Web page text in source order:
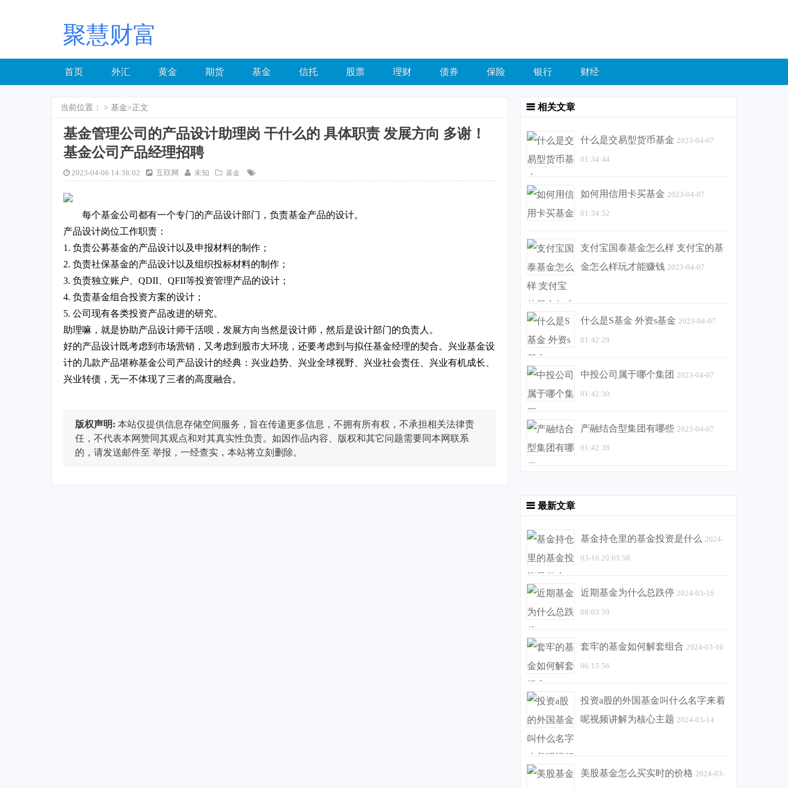
聚慧财富
首页 外汇 黄金 期货 基金 信托 股票 理财 债券 保险 银行 财经
当前位置： > 基金>正文
基金管理公司的产品设计助理岗 干什么的 具体职责 发展方向 多谢！
基金公司产品经理招聘
2023-04-06 14:38:02 互联网 未知 基金
每个基金公司都有一个专门的产品设计部门，负责基金产品的设计。
产品设计岗位工作职责：
1. 负责公募基金的产品设计以及申报材料的制作；
2. 负责社保基金的产品设计以及组织投标材料的制作；
3. 负责独立账户、QDII、QFII等投资管理产品的设计；
4. 负责基金组合投资方案的设计；
5. 公司现有各类投资产品改进的研究。
助理嘛，就是协助产品设计师干活呗，发展方向当然是设计师，然后是设计部门的负责人。
好的产品设计既考虑到市场营销，又考虑到股市大环境，还要考虑到与拟任基金经理的契合。兴业基金设
计的几款产品堪称基金公司产品设计的经典：兴业趋势、兴业全球视野、兴业社会责任、兴业有机成长、
兴业转债，无一不体现了三者的高度融合。
版权声明: 本站仅提供信息存储空间服务，旨在传递更多信息，不拥有所有权，不承担相关法律责
任，不代表本网赞同其观点和对其真实性负责。如因作品内容、版权和其它问题需要同本网联系
的，请发送邮件至 举报，一经查实，本站将立刻删除。
相关文章
什么是交易型货币基金 2023-04-07
01:34:44
如何用信用卡买基金 2023-04-07
01:34:52
支付宝国泰基金怎么样 支付宝的基
金怎么样玩才能赚钱 2023-04-07
01:36:56
什么是S基金 外资s基金 2023-04-07
01:42:29
中投公司属于哪个集团 2023-04-07
01:42:30
产融结合型集团有哪些 2023-04-07
01:42:38
最新文章
基金持仓里的基金投资是什么 2024-
03-16 20:03:58
近期基金为什么总跌停 2024-03-16
08:03:59
套牢的基金如何解套组合 2024-03-16
06:15:56
投资a股的外国基金叫什么名字来着
呢视频讲解为核心主题 2024-03-14
05:39:57
美股基金怎么买实时的价格 2024-03-